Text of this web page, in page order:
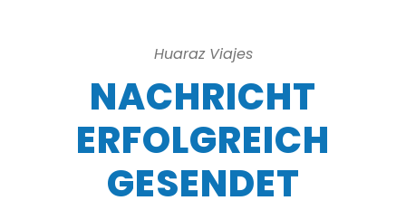
Huaraz Viajes
NACHRICHT
ERFOLGREICH
GESENDET